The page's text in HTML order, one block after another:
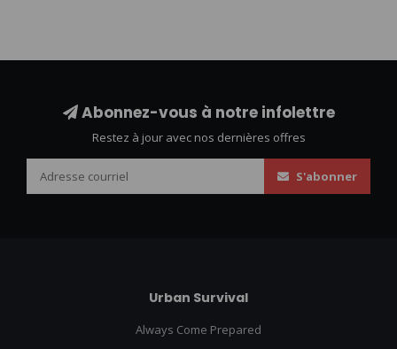
Abonnez-vous à notre infolettre
Restez à jour avec nos dernières offres
S'abonner
Urban Survival
Always Come Prepared